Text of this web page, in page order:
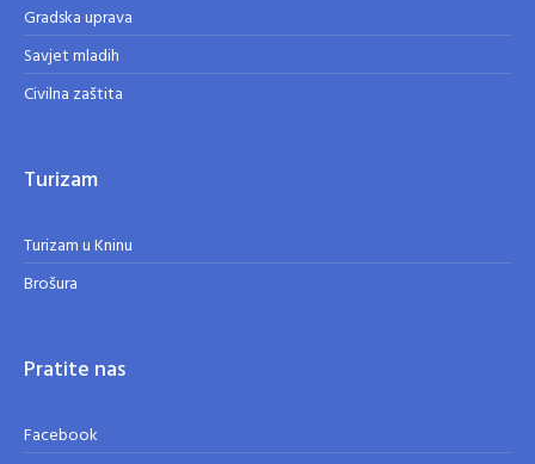
Gradska uprava
Savjet mladih
Civilna zaštita
Turizam
Turizam u Kninu
Brošura
Pratite nas
Facebook